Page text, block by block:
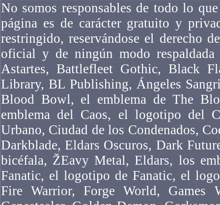
No somos responsables de todo lo
página es de carácter gratuito y
restringido, reservándose el derecho
oficial y de ningún modo
Astartes, Battlefleet Gothic, Black
Library, BL Publishing, Ángeles
Blood Bowl, el emblema de The
emblema del Caos, el logotipo del
Urbano, Ciudad de los Condenados,
Darkblade, Eldars Oscuros, Dark
bicéfala, ŽEavy Metal, Eldars, los
Fanatic, el logotipo de Fanatic, el
Fire Warrior, Forge World, Games